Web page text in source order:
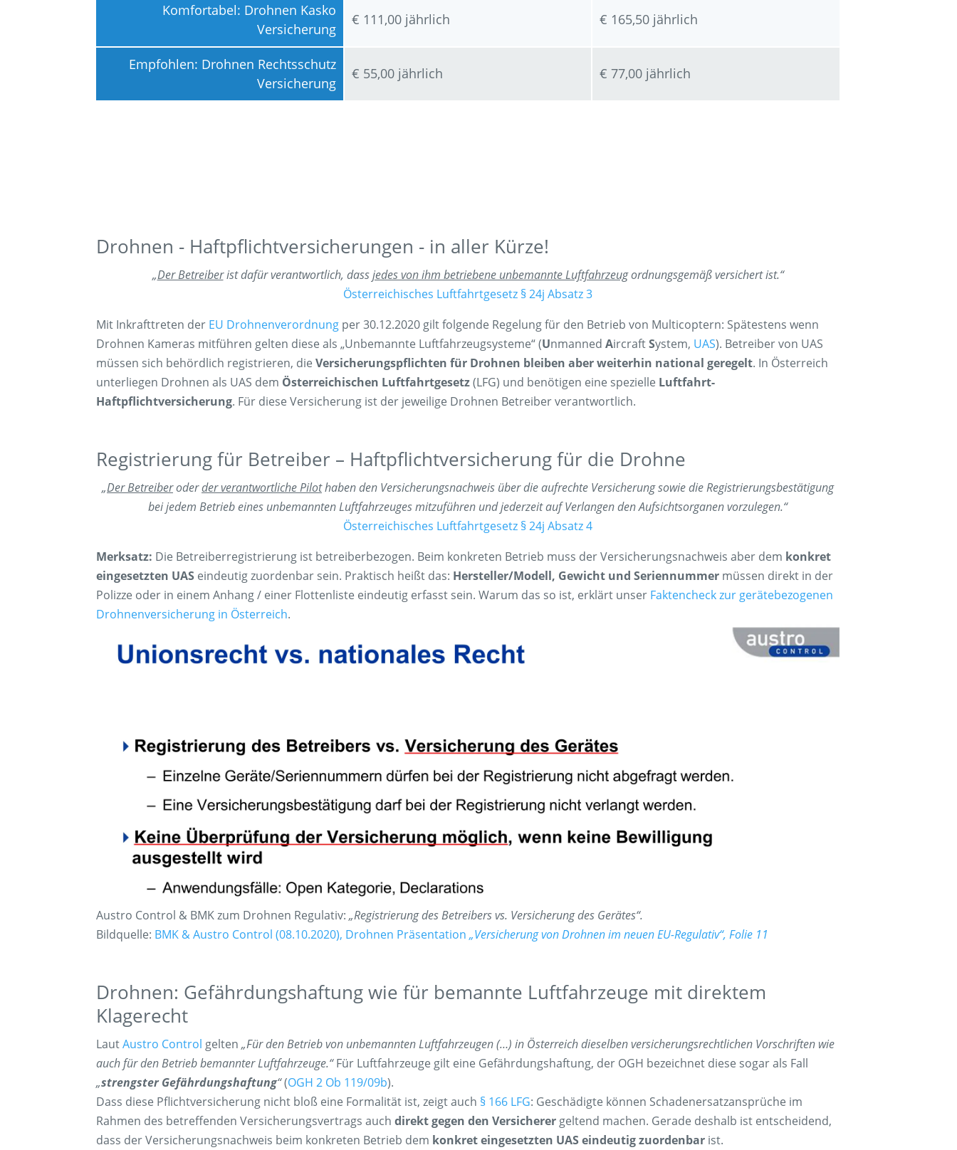
Komfortabel: Drohnen Kasko
Versicherung
Empfohlen: Drohnen Rechtsschutz
Versicherung
€ 111,00 jährlich
€ 55,00 jährlich
€ 165,50 jährlich
€ 77,00 jährlich
Drohnen - Haftpflichtversicherungen - in aller Kürze!
„Der Betreiberist dafür verantwortlich, dassjedes von ihm betriebene unbemannte Luftfahrzeugordnungsgemäß versichert ist.“
Österreichisches Luftfahrtgesetz § 24j Absatz 3
Mit Inkrafttreten der EU Drohnenverordnung per 30.12.2020 gilt folgende Regelung für den Betrieb von Multicoptern: Spätestens wenn
Drohnen Kameras mitführen gelten diese als „Unbemannte Luftfahrzeugsysteme“ (UnmannedAircraftSystem, UAS). Betreiber von UAS
müssen sich behördlich registrieren, dieVersicherungspflichten für Drohnen bleiben aber weiterhin national geregelt. In Österreich
unterliegen Drohnen als UAS dem Österreichischen Luftfahrtgesetz(LFG) und benötigen eine spezielle Luftfahrt-
Haftpflichtversicherung. Für diese Versicherung ist der jeweilige Drohnen Betreiber verantwortlich.
Registrierung für Betreiber – Haftpflichtversicherung für die Drohne
„Der Betreiberoderder verantwortliche Pilothaben den Versicherungsnachweis über die aufrechte Versicherung sowie die Registrierungsbestätigung
bei jedem Betrieb eines unbemannten Luftfahrzeuges mitzuführen und jederzeit auf Verlangen den Aufsichtsorganen vorzulegen.“
Österreichisches Luftfahrtgesetz § 24j Absatz 4
Merksatz: Die Betreiberregistrierung ist betreiberbezogen. Beim konkreten Betrieb muss der Versicherungsnachweis aber dem konkret
eingesetzten UAS eindeutig zuordenbar sein. Praktisch heißt das: Hersteller/Modell, Gewicht und Seriennummer müssen direkt in der
Polizze oder in einem Anhang / einer Flottenliste eindeutig erfasst sein. Warum das so ist, erklärt unser Faktencheck zur gerätebezogenen
Drohnenversicherung in Österreich.
Austro Control & BMK zum Drohnen Regulativ:„Registrierung des Betreibers vs. Versicherung des Gerätes“.
Bildquelle: BMK & Austro Control (08.10.2020), Drohnen Präsentation „Versicherung von Drohnen im neuen EU-Regulativ“, Folie 11
Drohnen: Gefährdungshaftung wie für bemannte Luftfahrzeuge mit direktem
Klagerecht
LautAustro Control gelten„Für den Betrieb von unbemannten Luftfahrzeugen (…) in Österreich dieselben versicherungsrechtlichen Vorschriften wie
auch für den Betrieb bemannter Luftfahrzeuge.“Für Luftfahrzeuge gilt eine Gefährdungshaftung, der OGH bezeichnet diese sogar als Fall
„strengster Gefährdungshaftung“(OGH 2 Ob 119/09b).
Dass diese Pflichtversicherung nicht bloß eine Formalität ist, zeigt auch § 166 LFG: Geschädigte können Schadenersatzansprüche im
Rahmen des betreffenden Versicherungsvertrags auchdirekt gegen den Versicherer geltend machen. Gerade deshalb ist entscheidend,
dass der Versicherungsnachweis beim konkreten Betrieb dem konkret eingesetzten UAS eindeutig zuordenbar ist.